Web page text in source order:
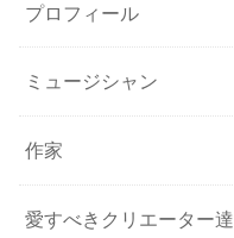
プロフィール
ミュージシャン
作家
愛すべきクリエーター達